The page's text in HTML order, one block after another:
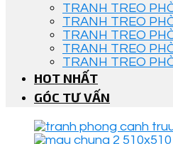
TRANH TREO
TRANH TREO
TRANH TREO
TRANH TREO
TRANH TREO
HOT NHẤT
GÓC TƯ VẤN